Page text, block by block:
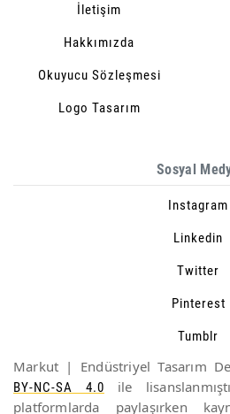
İletişim
Hakkımızda
Okuyucu Sözleşmesi
Logo Tasarım
Sosyal
Instagram
Linkedin
Twitter
Pinterest
Tumblr
Markut | Endüstriyel Tasarım
BY-NC-SA 4.0
ile
platformlarda paylaşırken